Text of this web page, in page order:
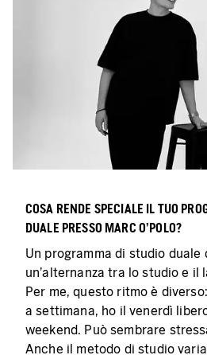
COSA RENDE SPECIALE IL TUO
DUALE PRESSO MARC O'POLO?
Un programma di studio duale
un'alternanza tra lo studio e il
Per me, questo ritmo è
a settimana, ho il venerdì
weekend. Può sembrare
Anche il metodo di studio